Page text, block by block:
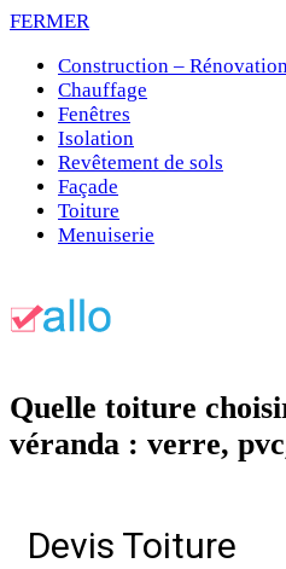
FERMER
Construction –
Chauffage
Fenêtres
Isolation
Revêtement de sols
Façade
Toiture
Menuiserie
Quelle toiture
véranda : verre,
Devis Toiture